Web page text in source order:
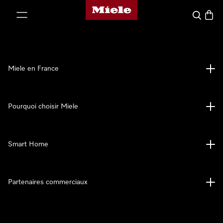
Page d'accueil Miele
Search
Miele en France
Pourquoi choisir Miele
Smart Home
Partenaires commerciaux